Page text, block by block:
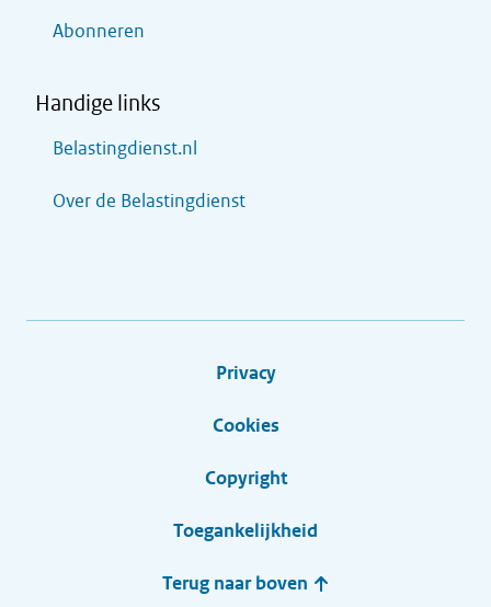
Abonneren
Handige links
Belastingdienst.nl
Over de Belastingdienst
Privacy
Cookies
Copyright
Toegankelijkheid
Terug naar boven